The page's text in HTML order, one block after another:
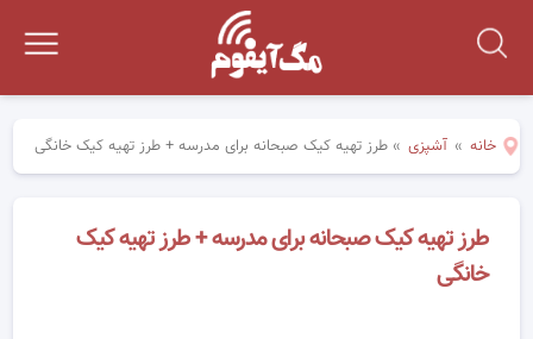
خانه » آشپزی »طرز تهیه کیک صبحانه برای مدرسه + طرز تهیه کیک خانگی
طرز تهیه کیک صبحانه برای مدرسه + طرز تهیه کیک
خانگی